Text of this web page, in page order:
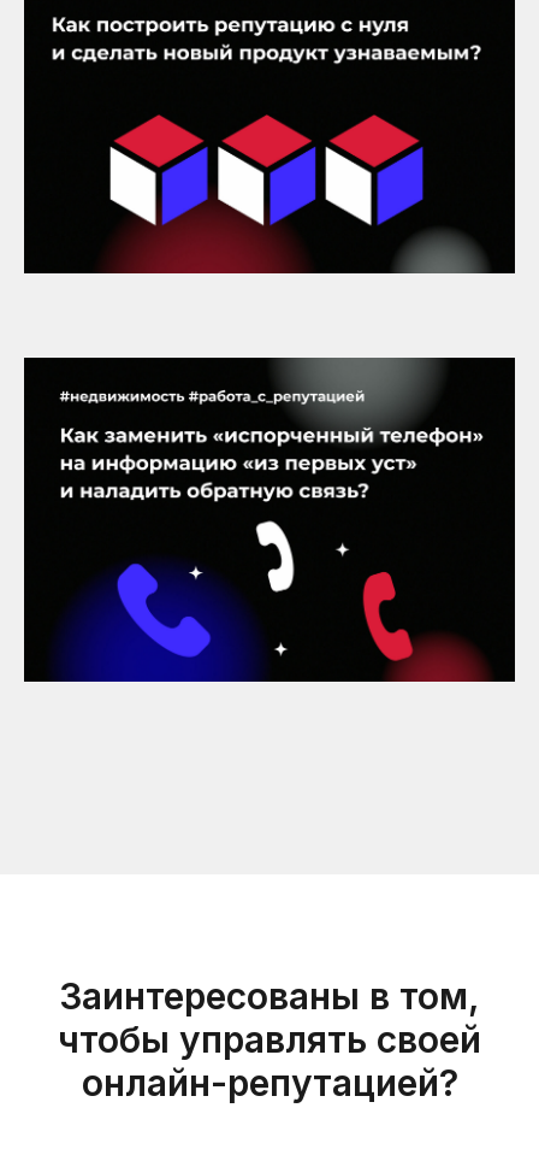
Заинтересованы в том,
чтобы управлять своей
онлайн-репутацией?